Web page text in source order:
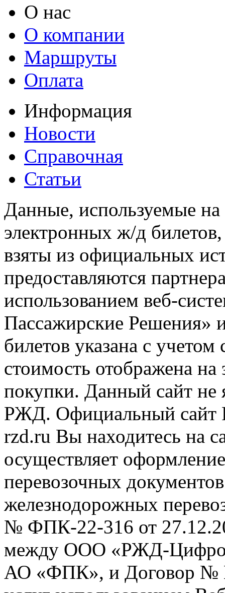
О нас
О компании
Маршруты
Оплата
Информация
Новости
Справочная
Статьи
Данные, используемые на
электронных ж/д
взяты из официальных
предоставляются
использованием веб-
Пассажирские
билетов указана с
стоимость отображена
покупки. Данный сайт не
РЖД. Официальный сайт
rzd.ru Вы находитесь на
осуществляет
перевозочных
железнодорожных
№ ФПК-22-316 от
между ООО «РЖД-
АО «ФПК», и Договор №